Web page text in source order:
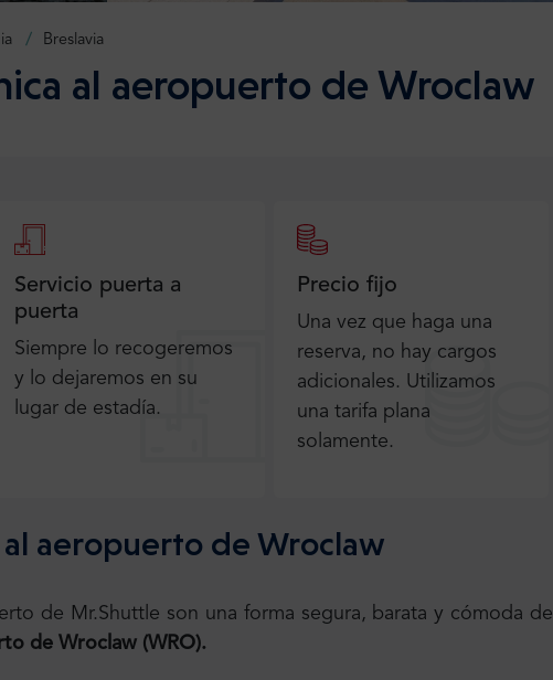
Breslavia
al aeropuerto de Wroclaw
Servicio puerta a
puerta
Siempre lo recogeremos
y lo dejaremos en su
lugar de estadía.
Precio fijo
Una vez que haga una
reserva, no hay cargos
adicionales. Utilizamos
una tarifa plana
solamente.
aeropuerto de Wroclaw
de Mr.Shuttle son una forma segura, barata y cómoda de
de Wroclaw (WRO).